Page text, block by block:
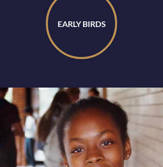
EARLY BIRDS